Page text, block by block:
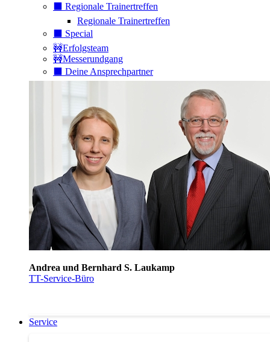
⬛️ Regionale Trainertreffen
Regionale Trainertreffen
⬛️ Special
🚧Erfolgsteam
🚧Messerundgang
⬛️ Deine Ansprechpartner
Andrea und Bernhard S. Laukamp
TT-Service-Büro
Service